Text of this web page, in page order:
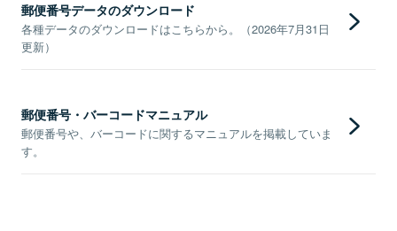
郵便番号データのダウンロード
各種データのダウンロードはこちらから。（2026年7月31日
更新）
郵便番号・バーコードマニュアル
郵便番号や、バーコードに関するマニュアルを掲載していま
す。